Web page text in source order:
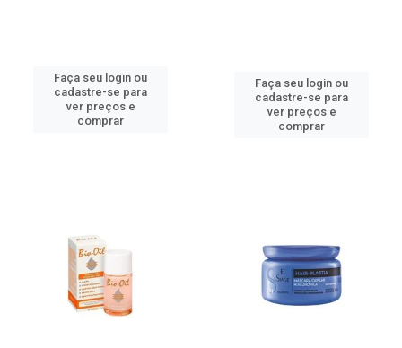
Faça seu login ou
cadastre-se para
ver preços e
comprar
Faça seu login ou
cadastre-se para
ver preços e
comprar